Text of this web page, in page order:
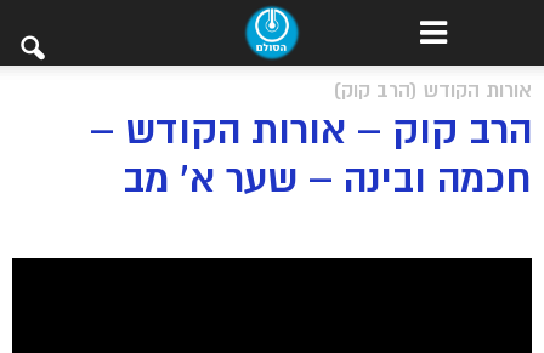
אורות הקודש (הרב קוק)
הרב קוק – אורות הקודש –
חכמה ובינה – שער א’ מב